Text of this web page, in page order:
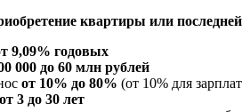
квартиры или
9,09% годовых
000 до 60 млн рублей
от 10% до 80% (от 10% для
от 3 до 30 лет